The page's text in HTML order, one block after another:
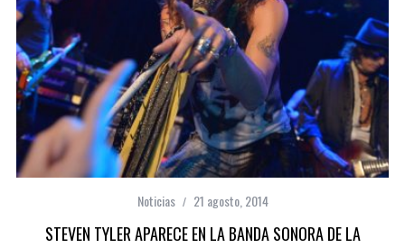
Noticias 21 agosto, 2014
STEVEN TYLER APARECE EN LA BANDA SONORA DE LA